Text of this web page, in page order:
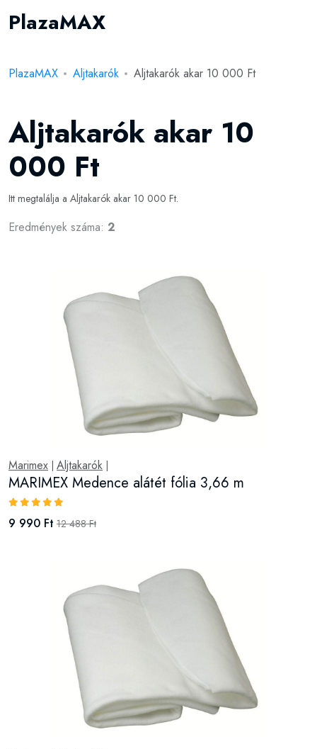
PlazaMAX
PlazaMAX Aljtakarók Aljtakarók akar 10 000 Ft
Aljtakarók akar 10
000 Ft
Itt megtalálja a Aljtakarók akar 10 000 Ft.
Eredmények száma: 2
Marimex Aljtakarók
MARIMEX Medence alátét fólia 3,66 m
9 990 Ft 12 488 Ft